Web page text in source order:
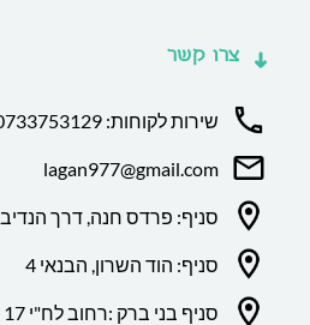
צרו קשר
שירות לקוחות: 0733753129
lagan977@gmail.com
סניף: פרדס חנה, דרך הנדיב 89
סניף: הוד השרון, הבנאי 4
סניף בני ברק :רחוב לח"י 17